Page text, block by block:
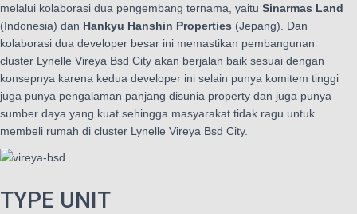
melalui kolaborasi dua pengembang ternama, yaitu Sinarmas Land
(Indonesia) dan Hankyu Hanshin Properties (Jepang). Dan
kolaborasi dua developer besar ini memastikan pembangunan
cluster Lynelle Vireya Bsd City akan berjalan baik sesuai dengan
konsepnya karena kedua developer ini selain punya komitem tinggi
juga punya pengalaman panjang disunia property dan juga punya
sumber daya yang kuat sehingga masyarakat tidak ragu untuk
membeli rumah di cluster Lynelle Vireya Bsd City.
TYPE UNIT